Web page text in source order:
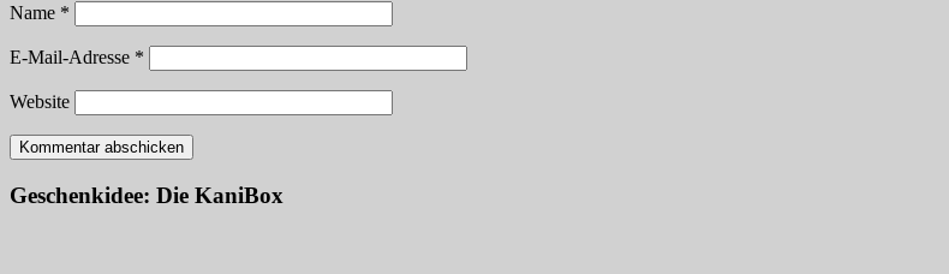
Name *
E-Mail-Adresse *
Website
Geschenkidee: Die KaniBox